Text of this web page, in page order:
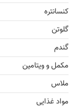
کنسانتره
گلوتن
گندم
مکمل و ویتامین
ملاس
مواد غذایی